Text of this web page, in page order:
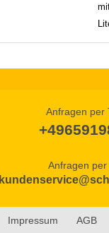
Anfragen per
Anfragen per
Impressum AGB